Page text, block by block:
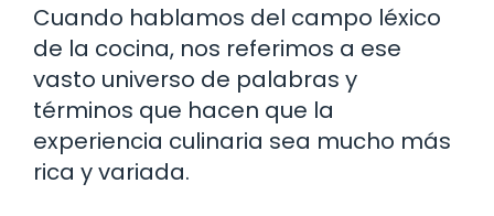
Cuando hablamos del campo léxico
de la cocina, nos referimos a ese
vasto universo de palabras y
términos que hacen que la
experiencia culinaria sea mucho más
rica y variada.